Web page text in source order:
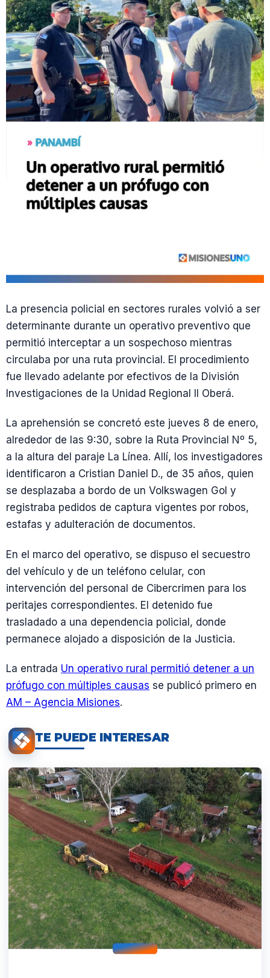
La presencia policial en sectores rurales volvió a ser
determinante durante un operativo preventivo que
permitió interceptar a un sospechoso mientras
circulaba por una ruta provincial. El procedimiento
fue llevado adelante por efectivos de la División
Investigaciones de la Unidad Regional II Oberá.
La aprehensión se concretó este jueves 8 de enero,
alrededor de las 9:30, sobre la Ruta Provincial Nº 5,
a la altura del paraje La Línea. Allí, los investigadores
identificaron a Cristian Daniel D., de 35 años, quien
se desplazaba a bordo de un Volkswagen Gol y
registraba pedidos de captura vigentes por robos,
estafas y adulteración de documentos.
En el marco del operativo, se dispuso el secuestro
del vehículo y de un teléfono celular, con
intervención del personal de Cibercrimen para los
peritajes correspondientes. El detenido fue
trasladado a una dependencia policial, donde
permanece alojado a disposición de la Justicia.
La entrada Un operativo rural permitió detener a un
prófugo con múltiples causas se publicó primero en
AM – Agencia Misiones.
TE PUEDE INTERESAR